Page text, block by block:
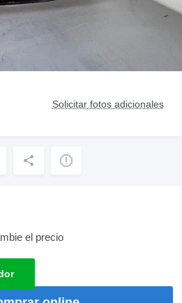
Solicitar fotos adicionales
el precio